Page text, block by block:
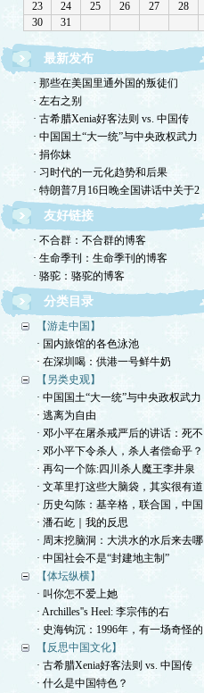
最新发布
· 那些在美国里通外国的叛徒们
· 左右之别
· 古希腊Xenia好客法则 vs. 中国传
· 中国国土“大一统”与中央政权武力
· 捐你妹
· 习时代的一元化趋势和后果
· 特朗普7月16日晚全国讲话中关于2
友好链接
· 不合群：不合群的博客
· 生命季刊：生命季刊的博客
· 骆驼：骆驼的博客
分类目录
【游走中国】
· 国内旅馆的各色泳池
· 在深圳喝：供港一号鲜牛奶
【另类史观】
· 中国国土“大一统”与中央政权武力
· 逃离为自由
· 邓小平在屠杀戒严后的讲话：死不
· 邓小平下令杀人，杀人者偿命乎？
· 再勾一个陈:四川杀人魔王李井泉
· 文革里打这些大脑袋，其实很有道
· 历史勾陈：基辛格，联合国，中国
· 潘石屹｜我的反思
· 周末挖脑洞：大洪水的水后来去哪
· 中国社会不是“封建地主制”
【体坛纵横】
· 叫你怎不爱上她
· Archilles''s Heel: 李宗伟的右
· 史海钩沉：1996年，有一场奇怪的
【反思中国文化】
· 古希腊Xenia好客法则 vs. 中国传
· 什么是中国特色？